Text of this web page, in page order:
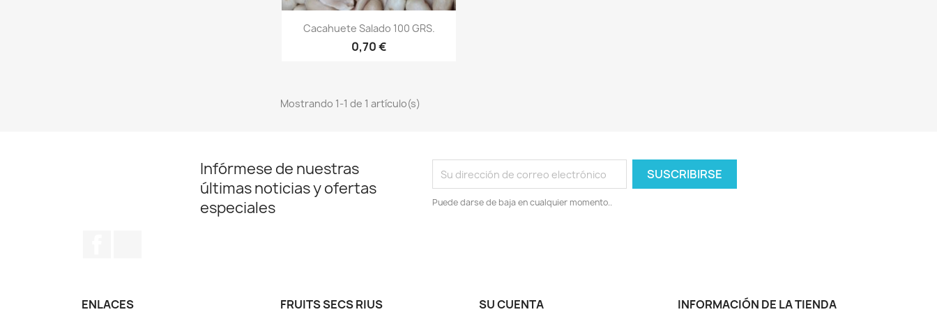
Vista rápida
Cacahuete Salado 100 GRS.
0,70 €
Mostrando 1-1 de 1 artículo(s)
Infórmese de nuestras
últimas noticias y ofertas
especiales
Puede darse de baja en cualquier momento..
ENLACES FRUITS SECS RIUS SU CUENTA INFORMACIÓN DE LA TIENDA